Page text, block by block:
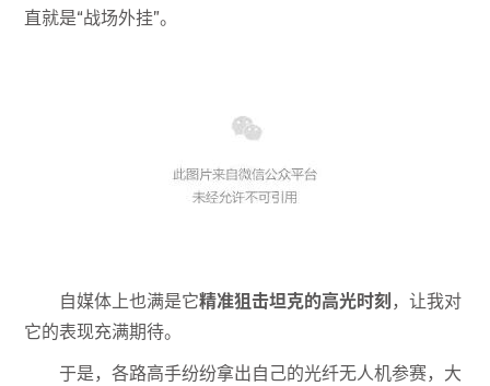
直就是“战场外挂”。
自媒体上也满是它精准狙击坦克的高光时刻 ，让我对
它的表现充满期待。
于是，各路高手纷纷拿出自己的光纤无人机参赛，大